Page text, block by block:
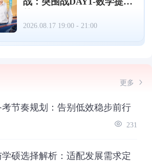
2026.08.17 19:00 - 21:00
更多
考节奏规划：告别低效稳步前行
231
硕选择解析：适配发展需求定